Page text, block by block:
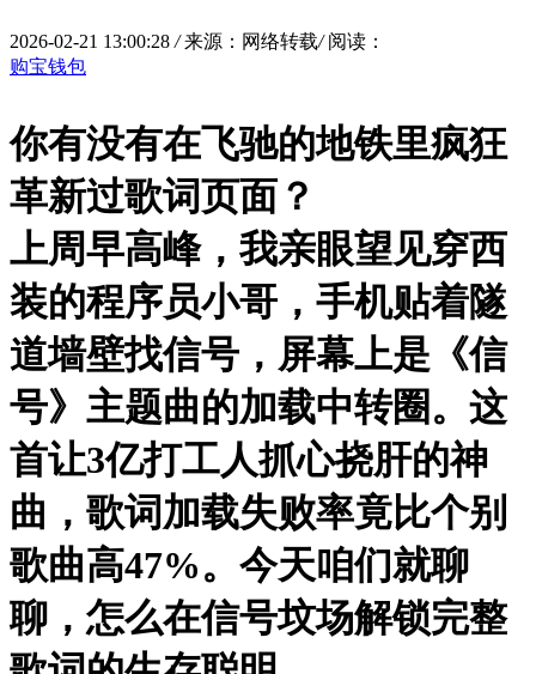
2026-02-21 13:00:28 / 来源：网络转载/ 阅读：
购宝钱包
你有没有在飞驰的地铁里疯狂
革新过歌词页面？
上周早高峰，我亲眼望见穿西
装的程序员小哥，手机贴着隧
道墙壁找信号，屏幕上是《信
号》主题曲的加载中转圈。这
首让3亿打工人抓心挠肝的神
曲，歌词加载失败率竟比个别
歌曲高47%。今天咱们就聊
聊，怎么在信号坟场解锁完整